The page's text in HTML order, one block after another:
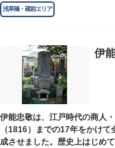
野川、雷電などの名力士によ
見せました。また、御神輿は
創建当初の社号は「石清水八
称しました。江戸城鬼門除の
尊崇され、社地は200石の朱
えられています。赤穂義士討
犬」ゆかりの神社としても知
浅草橋・蔵前エリア
伊
伊能忠敬は、江戸時代の商人
（1816）までの17年をかけ
成させました。歴史上はじめ